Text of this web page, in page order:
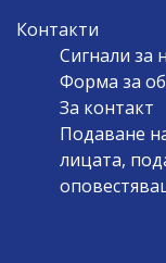
Контакти
Сигнали за
Форма за
За контакт
Подаване
лицата,